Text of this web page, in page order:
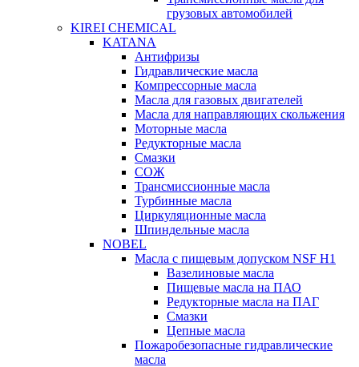
грузовых автомобилей
KIREI CHEMICAL
KATANA
Антифризы
Гидравлические масла
Компрессорные масла
Масла для газовых двигателей
Масла для направляющих скольжения
Моторные масла
Редукторные масла
Смазки
СОЖ
Трансмиссионные масла
Турбинные масла
Циркуляционные масла
Шпиндельные масла
NOBEL
Масла с пищевым допуском NSF H1
Вазелиновые масла
Пищевые масла на ПАО
Редукторные масла на ПАГ
Смазки
Цепные масла
Пожаробезопасные гидравлические
масла